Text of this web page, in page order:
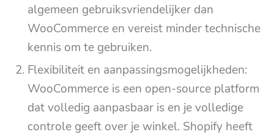
algemeen gebruiksvriendelijker dan
WooCommerce en vereist minder technische
kennis om te gebruiken.
Flexibiliteit en aanpassingsmogelijkheden:
WooCommerce is een open-source platform
dat volledig aanpasbaar is en je volledige
controle geeft over je winkel. Shopify heeft